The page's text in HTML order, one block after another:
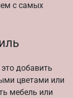
с самых
добавить
цветами или
мебель или